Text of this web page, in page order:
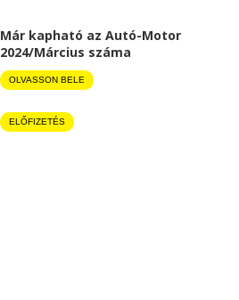
Már kapható az Autó-Motor
2024/Március száma
OLVASSON BELE
ELŐFIZETÉS